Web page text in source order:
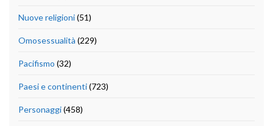
Nuove religioni(51)
Omosessualità (229)
Pacifismo (32)
Paesi e continenti(723)
Personaggi(458)